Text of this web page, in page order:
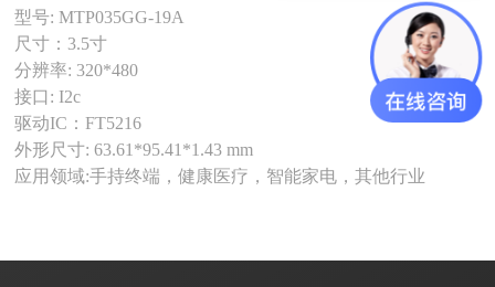
型号: MTP035GG-19A
尺寸：3.5寸
分辨率: 320*480
接口: I2c
驱动IC：FT5216
外形尺寸: 63.61*95.41*1.43 mm
应用领域:手持终端，健康医疗，智能家电，其他行业